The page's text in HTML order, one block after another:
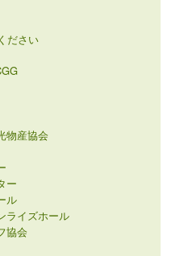
ださい
物産協会
ー
ル
ライズホール
協会